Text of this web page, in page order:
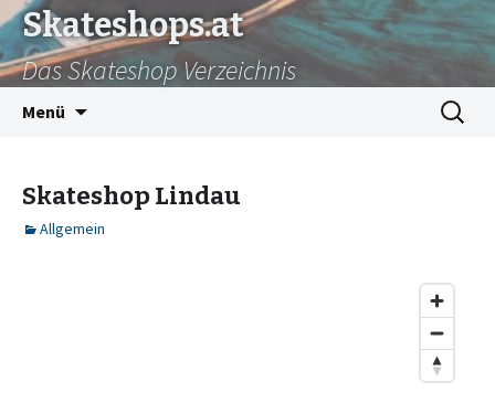
Skateshops.at
Das Skateshop Verzeichnis
Menü
Suchen
nach:
Skateshop Lindau
Allgemein